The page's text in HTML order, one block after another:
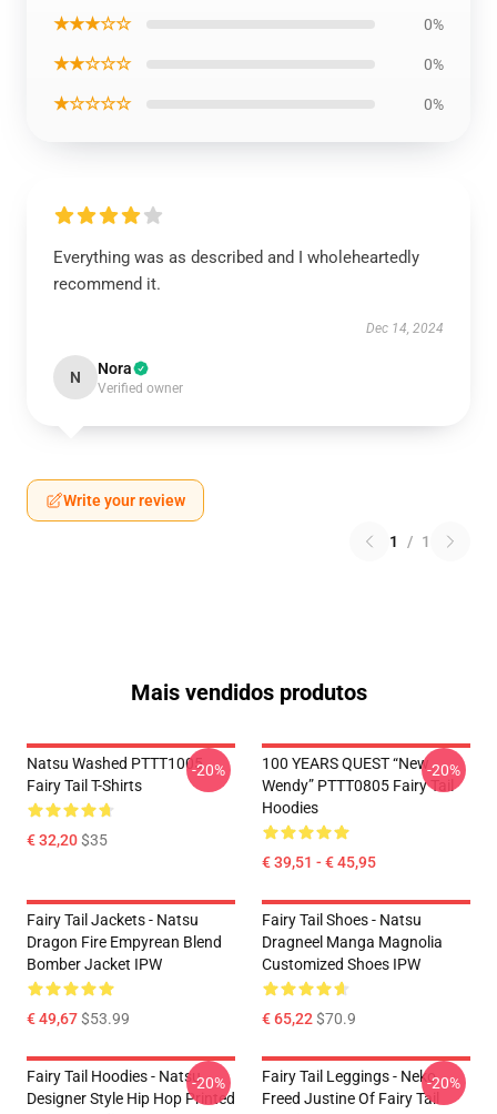
★★★☆☆ 0%
★★☆☆☆ 0%
★☆☆☆☆ 0%
Everything was as described and I wholeheartedly
recommend it.
Dec 14, 2024
N Nora
Verified owner
Write your review
1 / 1
Mais vendidos produtos
Natsu Washed PTTT1005
Fairy Tail T-Shirts
€ 32,20$35
-20%
100 YEARS QUEST “New
Wendy” PTTT0805 Fairy Tail
Hoodies
€ 39,51 - € 45,95
-20%
Fairy Tail Jackets - Natsu
Dragon Fire Empyrean Blend
Bomber Jacket IPW
€ 49,67$53.99
Fairy Tail Shoes - Natsu
Dragneel Manga Magnolia
Customized Shoes IPW
€ 65,22$70.9
Fairy Tail Hoodies - Natsu
Designer Style Hip Hop Printed
-20%
Fairy Tail Leggings - Neko
Freed Justine Of Fairy Tail
-20%